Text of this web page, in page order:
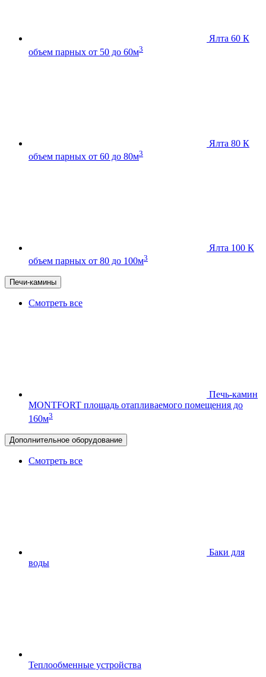
Ялта 60 К
объем парных от 50 до 60м3
Ялта 80 К
объем парных от 60 до 80м3
Ялта 100 К
объем парных от 80 до 100м3
Печи-камины
Смотреть все
Печь-камин
MONTFORT площадь отапливаемого помещения до
160м3
Дополнительное оборудование
Смотреть все
Баки для
воды
Теплообменные устройства